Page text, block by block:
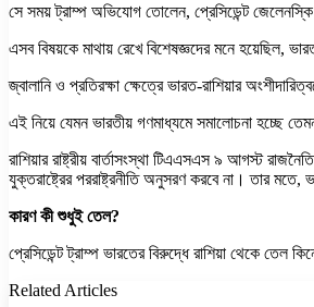
সে সময় ট্রাম্প অভিযোগ তোলেন, প্রেসিডেন্ট জেলেনস্কি
এসব বিষয়কে মাথায় রেখে বিশেষজ্ঞদের মনে হয়েছিল,
জ্বালানি ও প্রতিরক্ষা ক্ষেত্রে ভারত-রাশিয়ার
এই নিয়ে যেমন ভারতীয় গণমাধ্যমে সমালোচনা হচ্ছে
রাশিয়ার রাষ্ট্রীয় বার্তাসংস্থা টিএএসএস ৯ আগস্ট
যুক্তরাষ্ট্রের পররাষ্ট্রনীতি অনুসরণ করবে না। তার
কারণ কী শুধুই তেল?
প্রেসিডেন্ট ট্রাম্প ভারতের বিরুদ্ধে রাশিয়া থেকে
Related Articles